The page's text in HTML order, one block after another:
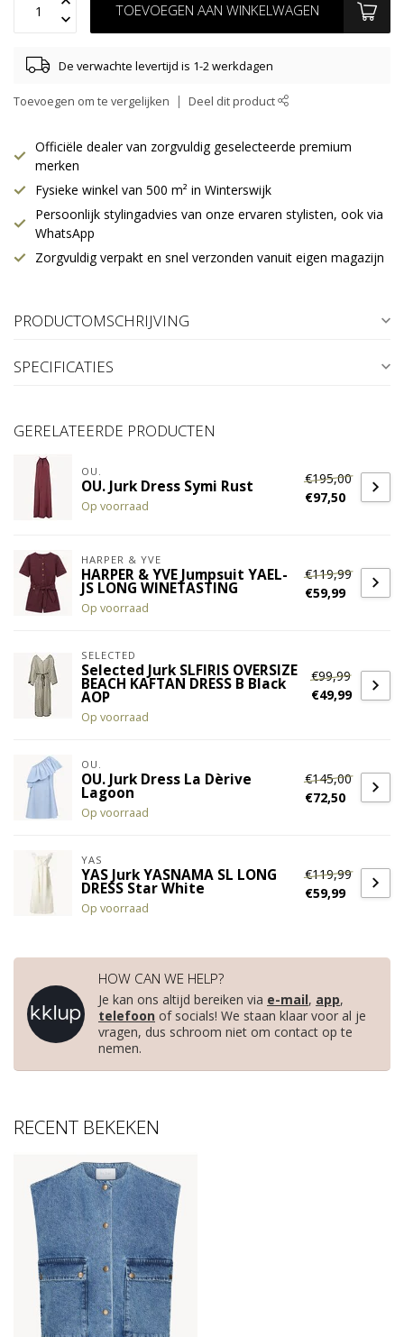
TOEVOEGEN AAN WINKELWAGEN
De verwachte levertijd is 1-2 werkdagen
Toevoegen om te vergelijken Deel dit product
Officiële dealer van zorgvuldig geselecteerde premium
merken
Fysieke winkel van 500 m² in Winterswijk
Persoonlijk stylingadvies van onze ervaren stylisten, ook via
WhatsApp
Zorgvuldig verpakt en snel verzonden vanuit eigen magazijn
PRODUCTOMSCHRIJVING
SPECIFICATIES
GERELATEERDE PRODUCTEN
OU.
OU. Jurk Dress Symi Rust
Op voorraad
€195,00
€97,50
HARPER & YVE
HARPER & YVE Jumpsuit YAEL-
JS LONG WINETASTING
Op voorraad
€119,99
€59,99
SELECTED
Selected Jurk SLFIRIS OVERSIZE
BEACH KAFTAN DRESS B Black
AOP
Op voorraad
€99,99
€49,99
OU.
OU. Jurk Dress La Dèrive
Lagoon
Op voorraad
€145,00
€72,50
YAS
YAS Jurk YASNAMA SL LONG
DRESS Star White
Op voorraad
€119,99
€59,99
HOW CAN WE HELP?
Je kan ons altijd bereiken via e-mail, app,
telefoon of socials! We staan klaar voor al je
vragen, dus schroom niet om contact op te
nemen.
RECENT BEKEKEN